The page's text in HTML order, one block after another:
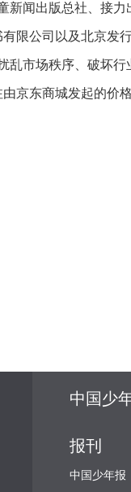
新闻出版总社、接
限公司以及北京发
乱市场秩序、破坏
京东商城发起的价
中国少
报刊
中国少年报